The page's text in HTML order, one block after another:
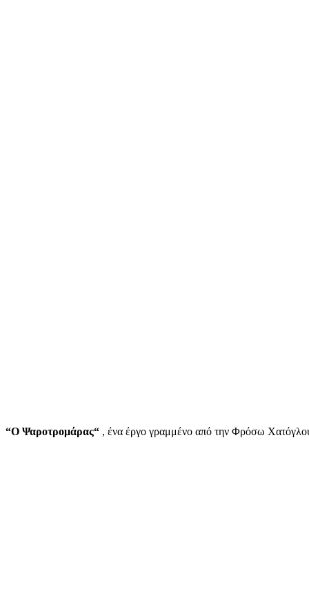
“Ο Ψαροτρομάρας“ , ένα έργο γραμμένο από την Φρόσω Χατόγλου